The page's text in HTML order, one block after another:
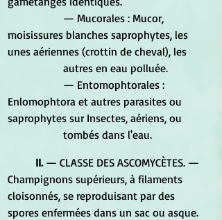
moisissures blanches saprophytes, les
unes aériennes (crottin de cheval), les
		autres en eau polluée.
Enlomophtora et autres parasites ou
saprophytes sur Insectes, aériens, ou
		tombés dans l'eau.
II. — CLASSE DES ASCOMYCÈTES. —
Champignons supérieurs, à filaments
cloisonnés, se reproduisant par des
spores enfermées dans un sac ou asque.